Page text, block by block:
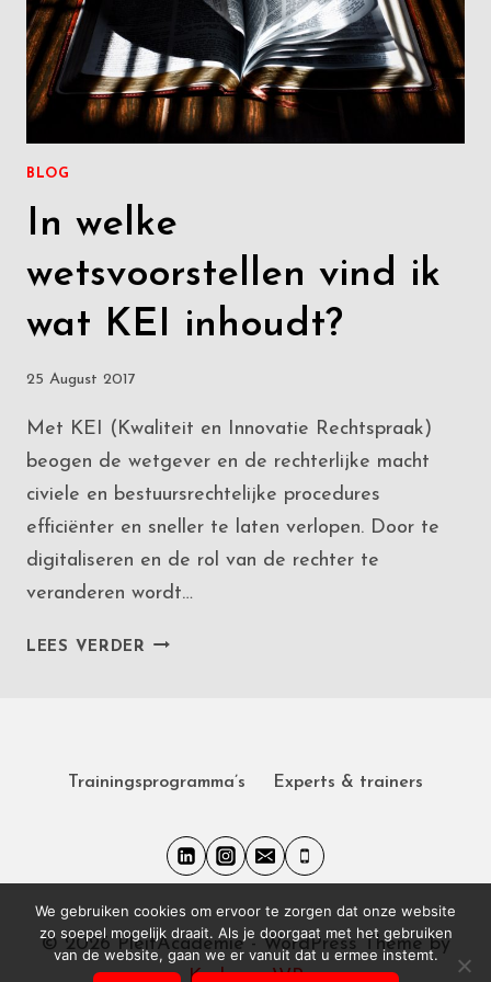
BLOG
In welke
wetsvoorstellen vind ik
wat KEI inhoudt?
25 August 2017
Met KEI (Kwaliteit en Innovatie Rechtspraak)
beogen de wetgever en de rechterlijke macht
civiele en bestuursrechtelijke procedures
efficiënter en sneller te laten verlopen. Door te
digitaliseren en de rol van de rechter te
veranderen wordt…
LEES VERDER IN
Trainingsprogramma’s Experts & trainers
© 2026 PleitAcademie - WordPress Theme by
Kadence WP
We gebruiken cookies om ervoor te zorgen dat onze website
zo soepel mogelijk draait. Als je doorgaat met het gebruiken
van de website, gaan we er vanuit dat u ermee instemt.